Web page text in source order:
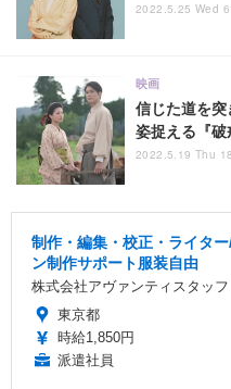
2022.5.25 Wed
信じた道を
姿捉える『
映画
2022.5.19 Thu
制作・編集・校正・ライタ
ン制作サポート服装自由
株式会社アヴァンティスタッフ
東京都
時給1,850円
派遣社員